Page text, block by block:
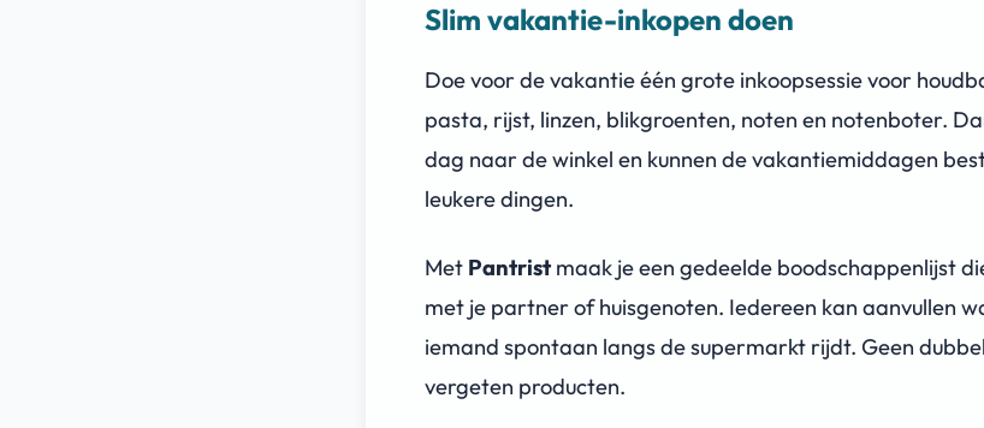
Slim vakantie-inkopen doen
Doe voor de vakantie één grote inkoopsessie voor
pasta, rijst, linzen, blikgroenten, noten en notenboter.
dag naar de winkel en kunnen de vakantiemiddagen
leukere dingen.
Met Pantrist maak je een gedeelde boodschappenlijst
met je partner of huisgenoten. Iedereen kan aanvullen
iemand spontaan langs de supermarkt rijdt. Geen
vergeten producten.